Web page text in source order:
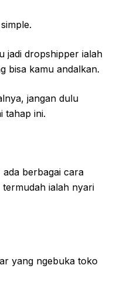
jadi dropshipper ialah
bisa kamu andalkan.
jangan dulu
tahap ini.
berbagai cara
ialah nyari
yang ngebuka toko